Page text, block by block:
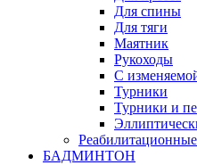
Для спины
Для тяги
Маятник
Рукоходы
С
Турники
Турники и
БАДМИНТОН